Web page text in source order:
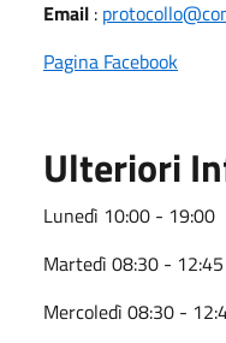
Email :
Pagina Facebook
Ulteriori
Lunedì 10:00 - 19:00
Martedì 08:30 - 12:45
Mercoledì 08:30 -